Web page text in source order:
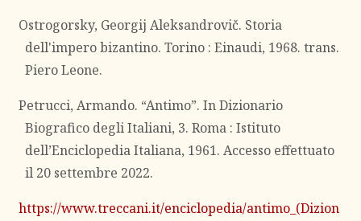
Ostrogorsky, Georgij Aleksandrovič. Storia
dell'impero bizantino. Torino : Einaudi, 1968. trans.
Piero Leone.
Petrucci, Armando. “Antimo”. In Dizionario
Biografico degli Italiani, 3. Roma : Istituto
dell’Enciclopedia Italiana, 1961. Accesso effettuato
il 20 settembre 2022.
https://www.treccani.it/enciclopedia/antimo_(Dizion